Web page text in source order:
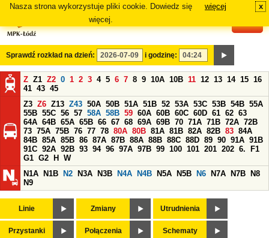
Nasza strona wykorzystuje pliki cookie. Dowiedz się
więcej.
więcej x
Sprawdź rozkład na dzień: i godzinę:
Z Z1 Z2 0 1 2 3 4 5 6 7 8 9 10A 10B 11 12 13 14 15 16
41 43 45
Z3 Z6 Z13 Z43 50A 50B 51A 51B 52 53A 53C 53B 54B 55A
55B 55C 56 57 58A 58B 59 60A 60B 60C 60D 61 62 63
64A 64B 65A 65B 66 67 68 69A 69B 70 71A 71B 72A 72B
73 75A 75B 76 77 78 80A 80B 81A 81B 82A 82B 83 84A
84B 85A 85B 86 87A 87B 88A 88B 88C 88D 89 90 91A 91B
91C 92A 92B 93 94 96 97A 97B 99 100 101 201 202 6.
F1
G1 G2 H
W
N1A
N1B N2 N3A N3B N4A N4B N5A N5B N6 N7A N7B
N8
N9
Linie Zmiany Utrudnienia
Przystanki Połączenia Schematy